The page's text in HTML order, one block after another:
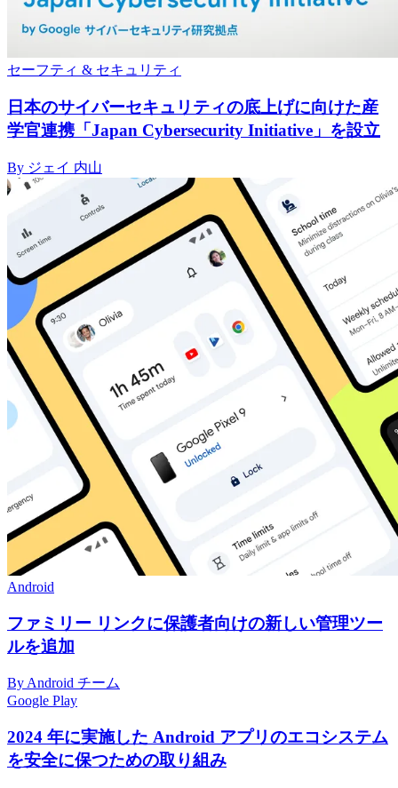
セーフティ & セキュリティ
日本のサイバーセキュリティの底上げに向けた産
学官連携「Japan Cybersecurity Initiative」を設立
By ジェイ 内山
Android
ファミリー リンクに保護者向けの新しい管理ツー
ルを追加
By Android チーム
Google Play
2024 年に実施した Android アプリのエコシステム
を安全に保つための取り組み